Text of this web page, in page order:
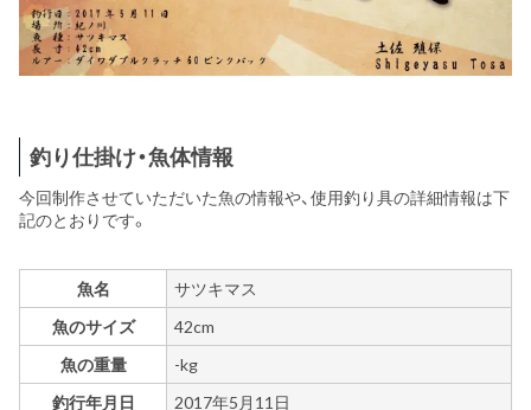
釣り仕掛け・魚体情報
今回制作させていただいた魚の情報や、使用釣り具の詳細情報は下
記のとおりです。
魚名
サツキマス
魚のサイズ
42cm
魚の重量
-kg
釣行年月日
2017年5月11日